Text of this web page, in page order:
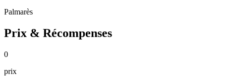
Palmarès
Prix & Récompenses
0
prix